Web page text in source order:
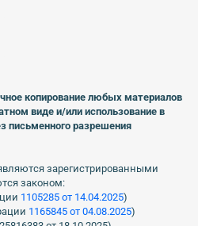
копирование любых материалов
виде и/или использование в
письменного разрешения
зарегистрированными
законом:
1105285 от 14.04.2025)
1165845 от 04.08.2025)